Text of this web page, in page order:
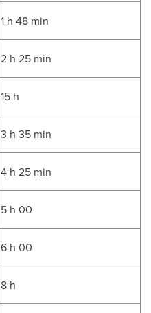
1 h 48 min
2 h 25 min
15 h
3 h 35 min
4 h 25 min
5 h 00
6 h 00
8 h